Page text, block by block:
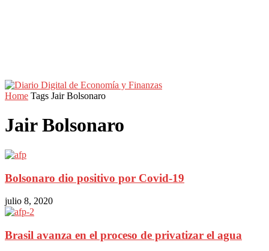
Home Tags Jair Bolsonaro
Jair Bolsonaro
Bolsonaro dio positivo por Covid-19
julio 8, 2020
Brasil avanza en el proceso de privatizar el agua